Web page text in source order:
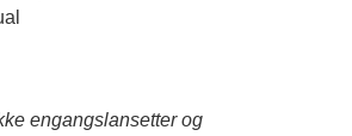
engangslansetter og